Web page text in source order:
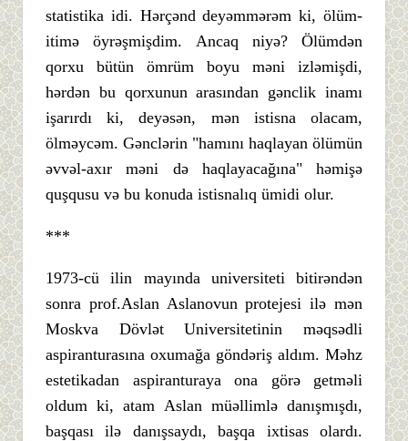
statistika idi. Hərçənd deyəmmərəm ki, ölüm-
itimə öyrəşmişdim. Ancaq niyə? Ölümdən
qorxu bütün ömrüm boyu məni izləmişdi,
hərdən bu qorxunun arasından gənclik inamı
işarırdı ki, deyəsən, mən istisna olacam,
ölməycəm. Gənclərin "hamını haqlayan ölümün
əvvəl-axır məni də haqlayacağına" həmişə
quşqusu və bu konuda istisnalıq ümidi olur.
***
1973-cü ilin mayında universiteti bitirəndən
sonra prof.Aslan Aslanovun protejesi ilə mən
Moskva Dövlət Universitetinin məqsədli
aspiranturasına oxumağa göndəriş aldım. Məhz
estetikadan aspiranturaya ona görə getməli
oldum ki, atam Aslan müəllimlə danışmışdı,
başqası ilə danışsaydı, başqa ixtisas olardı.